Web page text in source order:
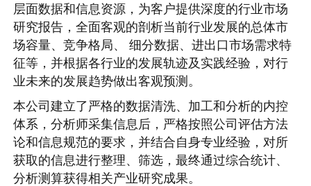
层面数据和信息资源，为客户提供深度的行业市场
研究报告，全面客观的剖析当前行业发展的总体市
场容量、竞争格局、 细分数据、进出口市场需求特
征等，并根据各行业的发展轨迹及实践经验，对行
业未来的发展趋势做出客观预测。
本公司建立了严格的数据清洗、加工和分析的内控
体系，分析师采集信息后，严格按照公司评估方法
论和信息规范的要求，并结合自身专业经验，对所
获取的信息进行整理、筛选，最终通过综合统计、
分析测算获得相关产业研究成果。